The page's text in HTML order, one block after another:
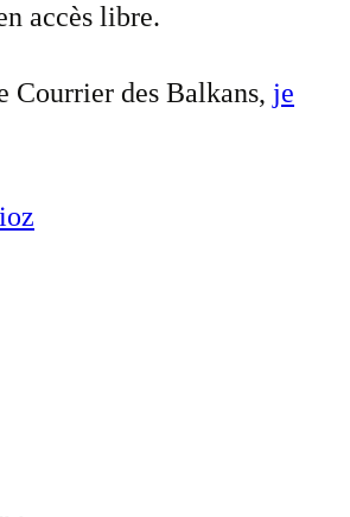
accès libre.
Courrier des Balkans, je